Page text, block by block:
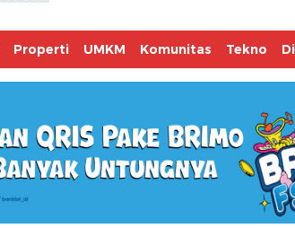
Properti UMKM Komunitas Tekno